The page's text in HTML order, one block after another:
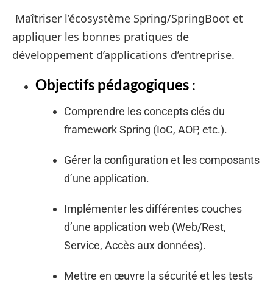
Maîtriser l’écosystème Spring/SpringBoot et
appliquer les bonnes pratiques de
développement d’applications d’entreprise.
Objectifs pédagogiques :
Comprendre les concepts clés du
framework Spring (IoC, AOP, etc.).
Gérer la configuration et les composants
d’une application.
Implémenter les différentes couches
d’une application web (Web/Rest,
Service, Accès aux données).
Mettre en œuvre la sécurité et les tests